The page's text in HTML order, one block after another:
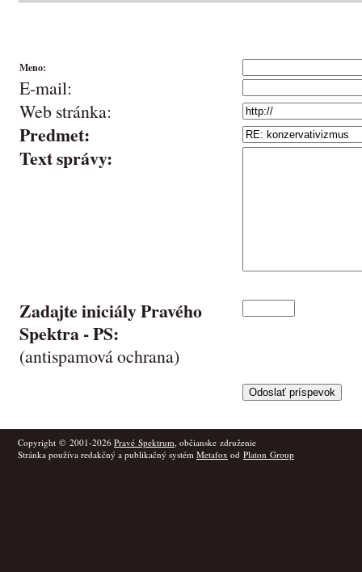
Meno:
E-mail:
Web stránka:
Predmet:
Text správy:
Zadajte iniciály Pravého
Spektra -PS:
(antispamová ochrana)
Copyright © 2001-2026 Pravé Spektrum, občianske združenie
Stránka používa redakčný a publikačný systém Metafox od Platon Group